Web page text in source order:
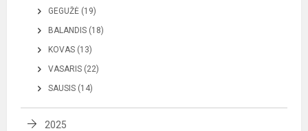
GEGUŽĖ (19)
BALANDIS (18)
KOVAS (13)
VASARIS (22)
SAUSIS (14)
2025